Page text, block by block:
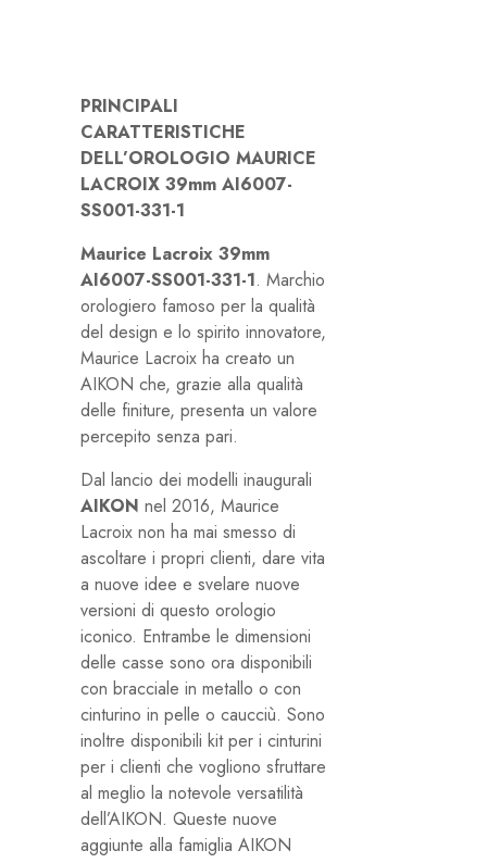
PRINCIPALI
CARATTERISTICHE
DELL’OROLOGIO MAURICE
LACROIX 39mm AI6007-
SS001-331-1
Maurice Lacroix 39mm
AI6007-SS001-331-1. Marchio
orologiero famoso per la qualità
del design e lo spirito innovatore,
Maurice Lacroix ha creato un
AIKON che, grazie alla qualità
delle finiture, presenta un valore
percepito senza pari.
Dal lancio dei modelli inaugurali
AIKON nel 2016, Maurice
Lacroix non ha mai smesso di
ascoltare i propri clienti, dare vita
a nuove idee e svelare nuove
versioni di questo orologio
iconico. Entrambe le dimensioni
delle casse sono ora disponibili
con bracciale in metallo o con
cinturino in pelle o caucciù. Sono
inoltre disponibili kit per i cinturini
per i clienti che vogliono sfruttare
al meglio la notevole versatilità
dell’AIKON. Queste nuove
aggiunte alla famiglia AIKON